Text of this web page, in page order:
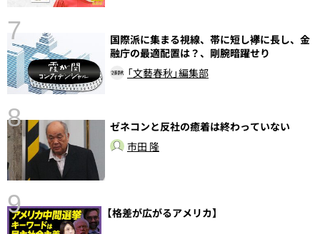
7
国際派に集まる視線、帯に短し襷に長し、金
融庁の最適配置は？、剛腕暗躍せり
「文藝春秋」編集部
8
ゼネコンと反社の癒着は終わっていない
市田 隆
9 【格差が広がるアメリカ】